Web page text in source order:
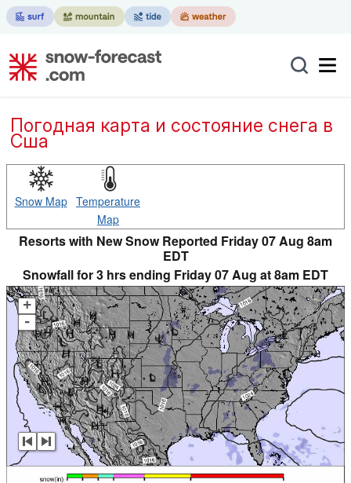
Погодная карта и состояние снега в
Сша
Snow Map Temperature
Map
Resorts with New Snow Reported Friday 07 Aug 8am
EDT
Snowfall for 3 hrs ending Friday 07 Aug at 8am EDT
+
-